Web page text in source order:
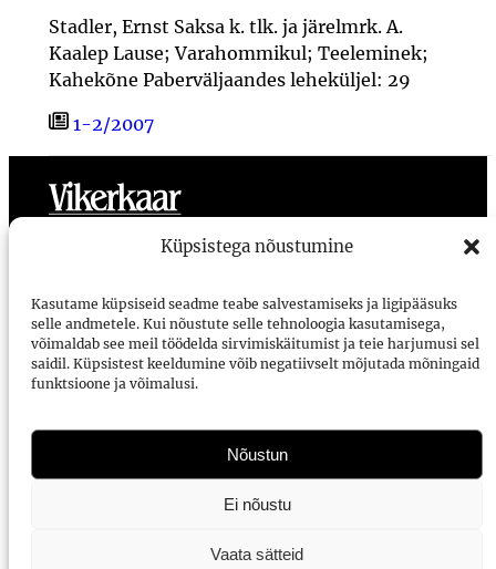
Küpsistega nõustumine
Kasutame küpsiseid seadme teabe salvestamiseks ja ligipääsuks
selle andmetele. Kui nõustute selle tehnoloogia kasutamisega,
võimaldab see meil töödelda sirvimiskäitumist ja teie harjumusi sel
saidil. Küpsistest keeldumine võib negatiivselt mõjutada mõningaid
funktsioone ja võimalusi.
Nõustun
Ei nõustu
Vaata sätteid
Stadler, Ernst Saksa k. tlk. ja järelmrk. A.
Kaalep Lause; Varahommikul; Teeleminek;
Kahekõne Paberväljaandes leheküljel: 29
1-2/2007
MeistLigipääsetavusKasutustingimused
Vikerkaar
Voorimehe 9, 10146, Tallinn
vikerkaar@vikerkaar.ee